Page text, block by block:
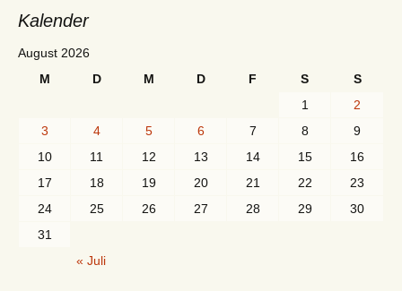
Kalender
August 2026
M
D M D F S
S
1
2
3
4 5 6 7 8
9
10
11 12 13 14 15
16
17
18 19 20 21 22
23
24
25 26 27 28 29
30
31
« Juli